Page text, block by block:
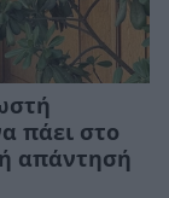
πάει στο
απάντησή